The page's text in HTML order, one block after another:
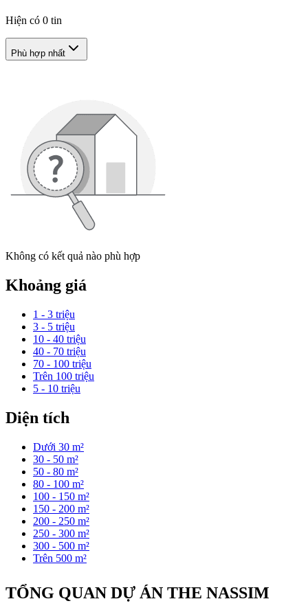
Hiện có 0 tin
Phù hợp nhất
Không có kết quả nào phù hợp
Khoảng giá
1 - 3 triệu
3 - 5 triệu
10 - 40 triệu
40 - 70 triệu
70 - 100 triệu
Trên 100 triệu
5 - 10 triệu
Diện tích
Dưới 30 m²
30 - 50 m²
50 - 80 m²
80 - 100 m²
100 - 150 m²
150 - 200 m²
200 - 250 m²
250 - 300 m²
300 - 500 m²
Trên 500 m²
TỔNG QUAN DỰ ÁN THE NASSIM